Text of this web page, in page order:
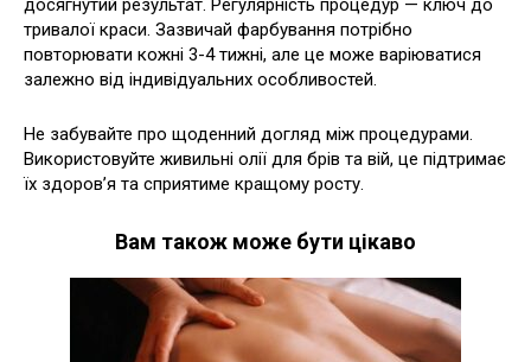
тривалої краси. Зазвичай фарбування потрібно
повторювати кожні 3-4 тижні, але це може варіюватися
залежно від індивідуальних особливостей.
Не забувайте про щоденний догляд між процедурами.
Використовуйте живильні олії для брів та вій, це підтримає
їх здоров’я та сприятиме кращому росту.
Вам також може бути цікаво